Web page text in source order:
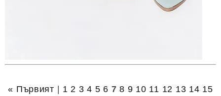
« Първият | 1 2 3 4 5 6 7 8 9 10 11 12 13 14 15